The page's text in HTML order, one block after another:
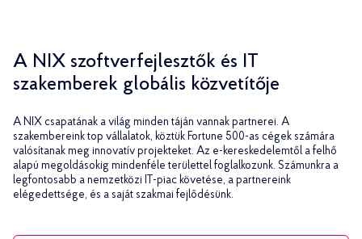
A NIX szoftverfejlesztők és IT
szakemberek globális közvetítője
A NIX csapatának a világ minden táján vannak partnerei. A
szakembereink top vállalatok, köztük Fortune 500-as cégek számára
valósítanak meg innovatív projekteket. Az e-kereskedelemtől a felhő
alapú megoldásokig mindenféle területtel foglalkozunk. Számunkra a
legfontosabb a nemzetközi IT-piac követése, a partnereink
elégedettsége, és a saját szakmai fejlődésünk.